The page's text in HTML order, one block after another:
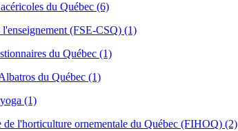
du Québec (6)
(FSE-CSQ) (1)
du Québec (1)
du Québec (1)
(1)
de l'horticulture ornementale du Québec (FIHOQ) (2)